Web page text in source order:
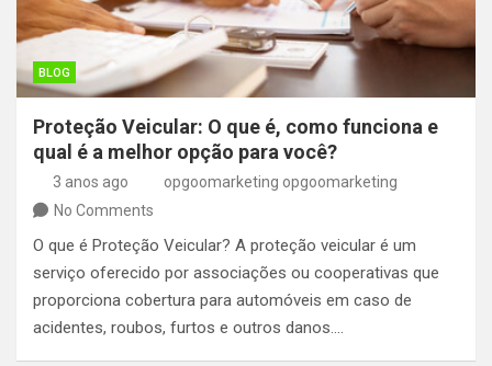
BLOG
Proteção Veicular: O que é, como funciona e
qual é a melhor opção para você?
3 anos ago
opgoomarketing opgoomarketing
No Comments
O que é Proteção Veicular? A proteção veicular é um
serviço oferecido por associações ou cooperativas que
proporciona cobertura para automóveis em caso de
acidentes, roubos, furtos e outros danos.…